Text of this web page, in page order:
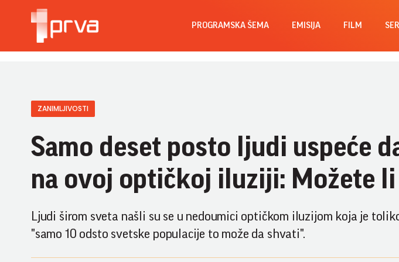
PROGRAMSKA ŠEMA EMISIJA FILM
ZANIMLJIVOSTI
Samo deset posto ljudi uspeće
na ovoj optičkoj iluziji: Možete li
Ljudi širom sveta našli su se u nedoumici optičkom iluzijom koja je
"samo 10 odsto svetske populacije to može da shvati".